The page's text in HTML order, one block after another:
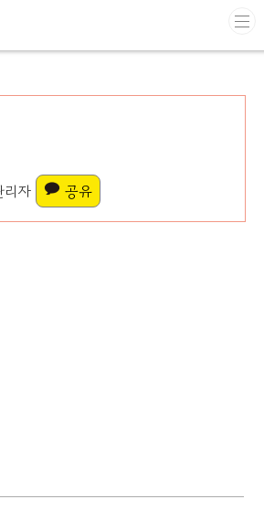
리자 공유